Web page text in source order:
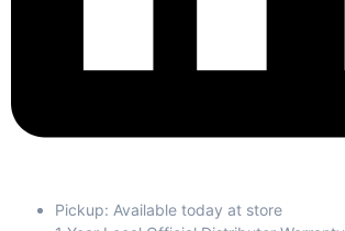
Pickup: Available today at store